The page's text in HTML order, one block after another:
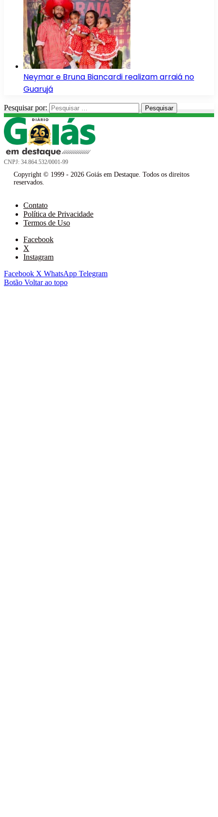
Neymar e Bruna Biancardi realizam arraiá no
Guarujá
Pesquisar por:
CNPJ: 34.864.532/0001-99
Copyright © 1999 - 2026 Goiás em Destaque. Todos os direitos
reservados.
Contato
Política de Privacidade
Termos de Uso
Facebook
X
Instagram
Facebook X WhatsApp Telegram
Botão Voltar ao topo